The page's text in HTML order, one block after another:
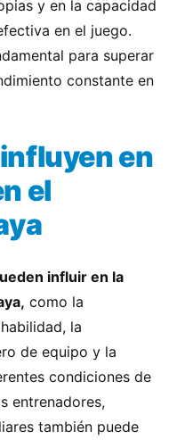
y en la capacidad
en el juego.
para superar
constante en
en
el
influir en la
como la
la
de equipo y la
condiciones de
entrenadores,
también puede